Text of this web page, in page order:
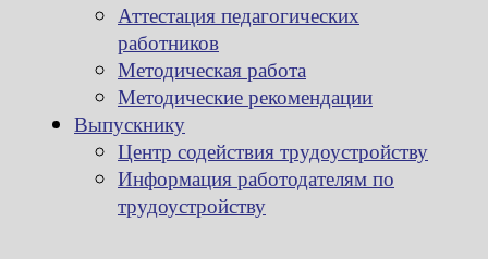
Аттестация педагогических
работников
Методическая работа
Методические рекомендации
Выпускнику
Центр содействия трудоустройству
Информация работодателям по
трудоустройству